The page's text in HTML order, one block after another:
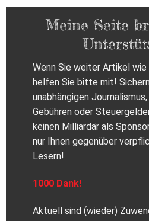
Meine Seite
Wenn Sie weiter Artikel
helfen Sie bitte mit!
unabhängigen
Gebühren oder
keinen Milliardär als
nur Ihnen gegenüber
Lesern!
1000 Dank!
Aktuell sind (wieder)